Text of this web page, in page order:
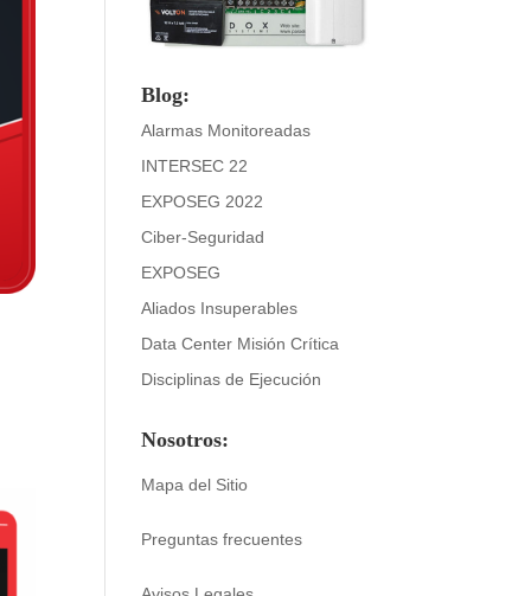
Blog:
Alarmas Monitoreadas
INTERSEC 22
EXPOSEG 2022
Ciber-Seguridad
EXPOSEG
Aliados Insuperables
Data Center Misión Crítica
Disciplinas de Ejecución
Nosotros:
Mapa del Sitio
Preguntas frecuentes